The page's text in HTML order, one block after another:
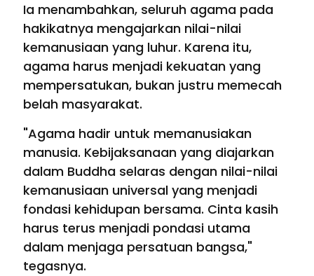
Ia menambahkan, seluruh agama pada
hakikatnya mengajarkan nilai-nilai
kemanusiaan yang luhur. Karena itu,
agama harus menjadi kekuatan yang
mempersatukan, bukan justru memecah
belah masyarakat.
"Agama hadir untuk memanusiakan
manusia. Kebijaksanaan yang diajarkan
dalam Buddha selaras dengan nilai-nilai
kemanusiaan universal yang menjadi
fondasi kehidupan bersama. Cinta kasih
harus terus menjadi pondasi utama
dalam menjaga persatuan bangsa,"
tegasnya.